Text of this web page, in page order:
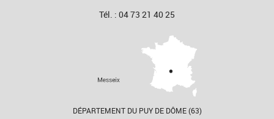
Tél. : 04 73 21 40 25
DÉPARTEMENT DU PUY DE DÔME (63)